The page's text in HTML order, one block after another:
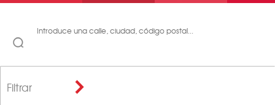
Introduce una calle, ciudad, código postal...